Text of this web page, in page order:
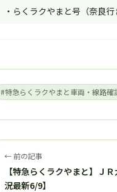
・らくラクやまと号（奈良
#特急らくラクやまと車両・線路確
← 前の記事
【特急らくラクやまと】Ｊ
況最新6/9】